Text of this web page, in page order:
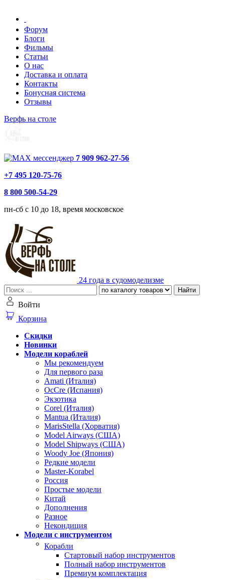
Форум
Блоги
Фильмы
Статьи
О нас
Доставка и оплата
Контакты
Бонусная система
Отзывы
Верфь на столе
7 909 962-27-56
+7 495 120-75-76
8 800 500-54-29
пн-сб с 10 до 18, время московское
24 года в судомоделизме
Найти
Войти
Корзина
Скидки
Новинки
Модели кораблей
Мы рекомендуем
Для первого раза
Amati (Италия)
OcCre (Испания)
Экзотика
Corel (Италия)
Mantua (Италия)
MarisStella (Хорватия)
Model Airways (США)
Model Shipways (США)
Woody Joe (Япония)
Редкие модели
Master-Korabel
Россия
Простые модели
Китай
Дополнения
Разное
Некондиция
Модели с инструментом
Корабли
Стартовый набор инструментов
Полный набор инструментов
Премиум комплектация